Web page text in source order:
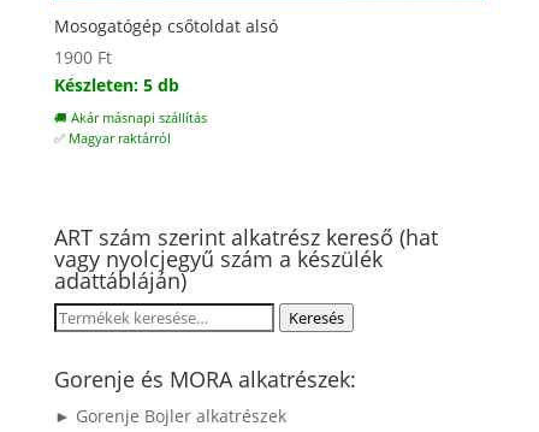
Mosogatógép csőtoldat alsó
1900 Ft
Készleten: 5 db
🚚 Akár másnapi szállítás
✅ Magyar raktárról
ART szám szerint alkatrész kereső (hat
vagy nyolcjegyű szám a készülék
adattábláján)
Keresés
következőre:
Keresés
Gorenje és MORA alkatrészek:
► Gorenje Bojler alkatrészek